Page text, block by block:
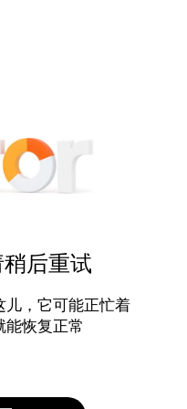
后重试
儿，它可能正忙着
能恢复正常